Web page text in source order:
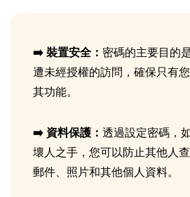
➡️ 裝置安全： 密碼的主要目的
遭未經授權的訪問，確保只有
其功能。
➡️ 資料保護： 透過設定密碼，
壞人之手，您可以防止其他人
郵件、照片和其他個人資料。